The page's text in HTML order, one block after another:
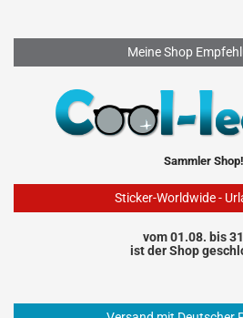
Meine Shop
Sammler Shop!
Sticker-Worldwide -
vom 01.08. bis
ist der Shop